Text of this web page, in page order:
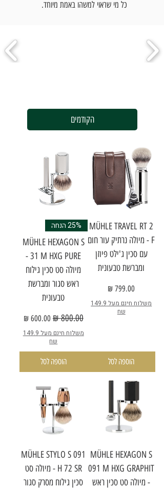
כל מי שראוי למשהו באמת מיוחד.​
הקודמים
MÜHLE TRAVEL RT 2
F - מיולה נרתיק עור חום
עם סכין ג'ילט פיוזן
ומברשת טבעונית
מחיר
משלוח חינם מעל 149.9
שח
הוספה לסל
25% הנחה
MÜHLE HEXAGON S
31 M HXG PURE -
מיולה סט סכין גילוח
ראש סגור ומברשת
טבעונית
מחיר רגיל‏800.00 ‏₪ מחיר מבצע
משלוח חינם מעל 149.9
שח
הוספה לסל
MÜHLE HEXAGON S
091 M HXG GRAPHIT
- מיולה סט סכין ראש
MÜHLE STYLO S 091
H 72 SR - מיולה סט
סכין גילוח מסרק סגור